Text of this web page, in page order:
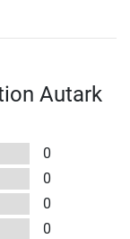
Autark
0
0
0
0